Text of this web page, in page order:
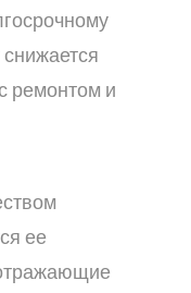
ремонтом и
ее